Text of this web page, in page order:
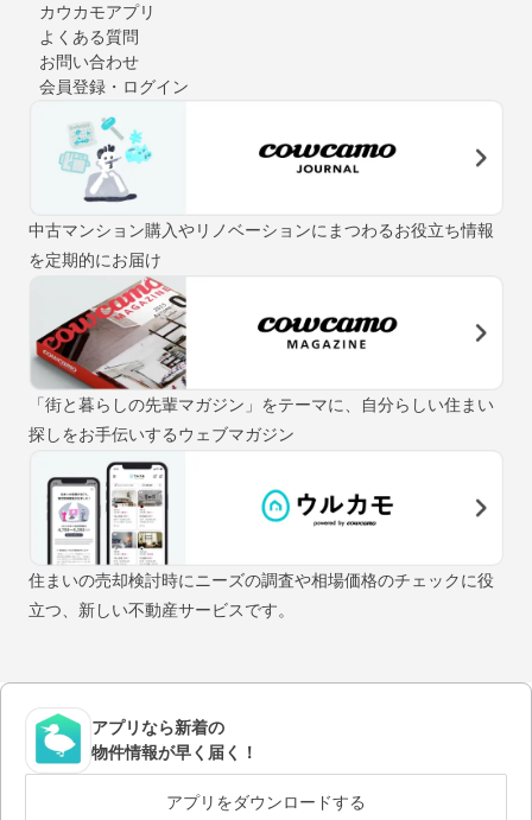
カウカモアプリ
よくある質問
お問い合わせ
会員登録・ログイン
中古マンション購入やリノベーションにまつわるお役立ち情報
を定期的にお届け
「街と暮らしの先輩マガジン」をテーマに、自分らしい住まい
探しをお手伝いするウェブマガジン
住まいの売却検討時にニーズの調査や相場価格のチェックに役
立つ、新しい不動産サービスです。
アプリなら新着の
物件情報が早く届く！
アプリをダウンロードする